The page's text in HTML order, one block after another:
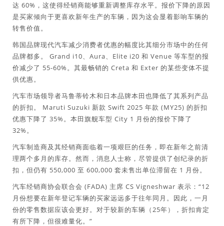
达 60%，这使得经销商能够重新调整库存水平。报价下降的原因
是买家倾向于更喜欢新年生产的车辆，因为这会显着影响车辆的
转售价值。
韩国品牌现代汽车减少消费者优惠的幅度比其细分市场中的任何
品牌都多。 Grand i10、Aura、Elite i20 和 Venue 等车型的报
价减少了 55-60%。其最畅销的 Creta 和 Exter 的某些变体不提
供优惠。
汽车市场领导者马鲁蒂铃木和日本品牌本田也降低了其系列产品
的折扣。 Maruti Suzuki 新款 Swift 2025 年款 (MY25) 的折扣
优惠下降了 35%。本田旗舰车型 City 1 月份的报价下降了
32%。
汽车制造商及其经销商面临着一项艰巨的任务，即在新年之前清
理两个多月的库存。然而，消息人士称，尽管提供了创纪录的折
扣，但仍有 550,000 至 600,000 套未售出单位滞留在 1 月份。
汽车经销商协会联合会 (FADA) 主席 CS Vigneshwar 表示：“12
月份想要在新年登记车辆的买家远远多于往年同月。因此，一月
份的零售数据应该会更好。对于较新的车辆（25年），折扣肯定
有所下降，但很难量化。”